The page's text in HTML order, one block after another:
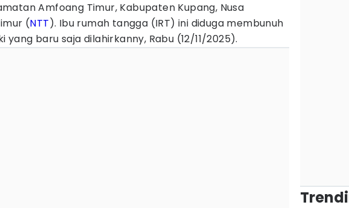
Amfoang Timur, Kabupaten Kupang, Nusa
(NTT). Ibu rumah tangga (IRT) ini diduga membunuh
yang baru saja dilahirkanny, Rabu (12/11/2025).